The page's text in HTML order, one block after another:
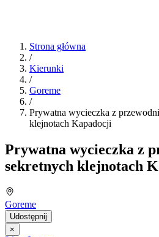
Strona główna
/
Kierunki
/
Goreme
/
Prywatna wycieczka z
klejnotach Kapadocji
Prywatna wycieczka z
sekretnych klejnotach
Goreme
Udostępnij
×